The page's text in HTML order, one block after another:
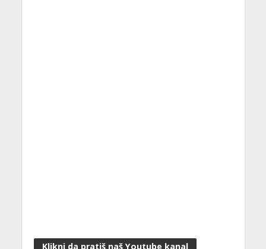
Klikni da pratiš naš Youtube kanal